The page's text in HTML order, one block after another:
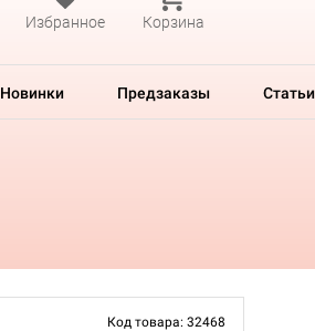
Избранное Корзина
Новинки Предзаказы Статьи
Код товара: 32468